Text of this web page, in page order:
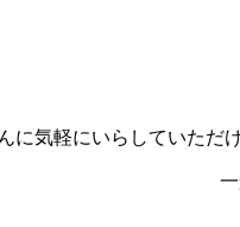
に気軽にいらしていただ